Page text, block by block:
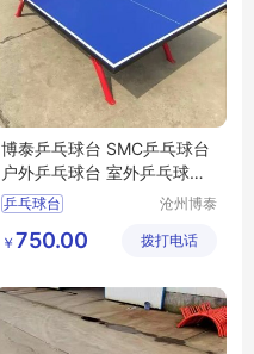
博泰乒乓球台 SMC乒乓球台
户外乒乓球台 室外乒乓球台
乒乓球台厂家
乒乓球台
沧州博泰
有限公司
￥ 750.00 拨打电话